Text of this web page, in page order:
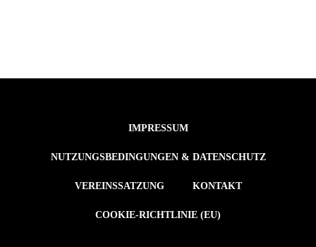
IMPRESSUM
NUTZUNGSBEDINGUNGEN & DATENSCHUTZ
VEREINSSATZUNG KONTAKT
COOKIE-RICHTLINIE (EU)